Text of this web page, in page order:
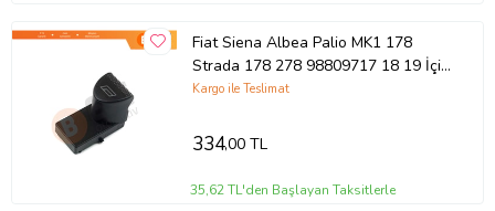
Fiat Siena Albea Palio MK1 178
Strada 178 278 98809717 18 19 İçin
Elektrikli Cam Açma Düğme Kapağı
Kargo ile Teslimat
334,00 TL
35,62 TL'den Başlayan Taksitlerle